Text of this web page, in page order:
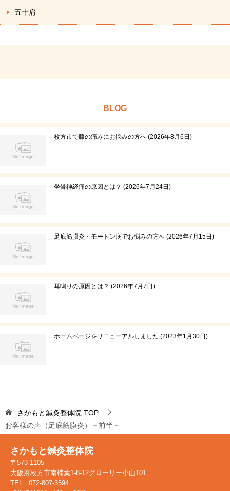
五十肩
BLOG
枚方市で膝の痛みにお悩みの方へ 2026年8月6日
坐骨神経痛の原因とは？ 2026年7月24日
足底筋膜炎・モートン病でお悩みの方へ 2026年7月15日
耳鳴りの原因とは？ 2026年7月7日
ホームページをリニューアルしました 2023年1月30日
さかもと鍼灸整体院 TOP
お客様の声（足底筋膜炎）－前半－
さかもと鍼灸整体院
〒573-1105
大阪府枚方市南楠葉1-8-12グローリー小山101
TEL : 072-807-3594